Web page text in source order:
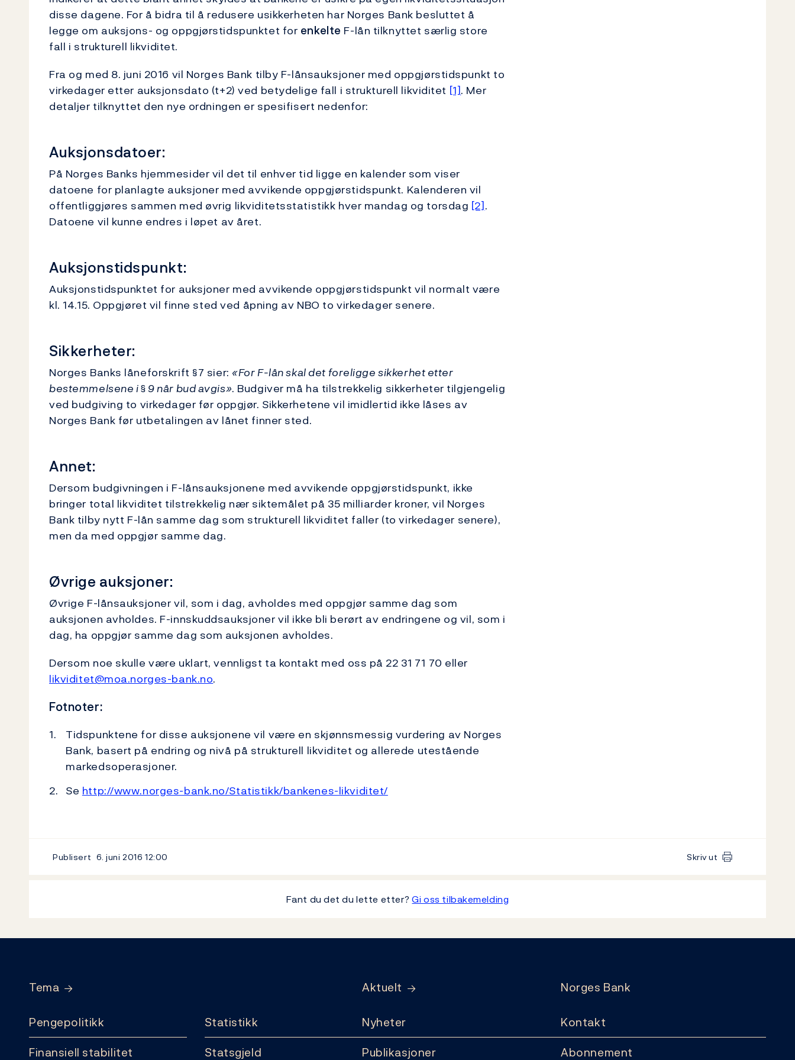
disse dagene. For å bidra til å redusere usikkerheten har Norges Bank besluttet å
legge om auksjons- og oppgjørstidspunktet for enkelte F-lån tilknyttet særlig store
fall i strukturell likviditet.
Fra og med 8. juni 2016 vil Norges Bank tilby F-lånsauksjoner med oppgjørstidspunkt to
virkedager etter auksjonsdato (t+2) ved betydelige fall i strukturell likviditet [1]. Mer
detaljer tilknyttet den nye ordningen er spesifisert nedenfor:
Auksjonsdatoer:
På Norges Banks hjemmesider vil det til enhver tid ligge en kalender som viser
datoene for planlagte auksjoner med avvikende oppgjørstidspunkt. Kalenderen vil
offentliggjøres sammen med øvrig likviditetsstatistikk hver mandag og torsdag [2].
Datoene vil kunne endres i løpet av året.
Auksjonstidspunkt:
Auksjonstidspunktet for auksjoner med avvikende oppgjørstidspunkt vil normalt være
kl. 14.15. Oppgjøret vil finne sted ved åpning av NBO to virkedager senere.
Sikkerheter:
Norges Banks låneforskrift §7 sier: «For F-lån skal det foreligge sikkerhet etter
bestemmelsene i § 9 når bud avgis». Budgiver må ha tilstrekkelig sikkerheter tilgjengelig
ved budgiving to virkedager før oppgjør. Sikkerhetene vil imidlertid ikke låses av
Norges Bank før utbetalingen av lånet finner sted.
Annet:
Dersom budgivningen i F-lånsauksjonene med avvikende oppgjørstidspunkt, ikke
bringer total likviditet tilstrekkelig nær siktemålet på 35 milliarder kroner, vil Norges
Bank tilby nytt F-lån samme dag som strukturell likviditet faller (to virkedager senere),
men da med oppgjør samme dag.
Øvrige auksjoner:
Øvrige F-lånsauksjoner vil, som i dag, avholdes med oppgjør samme dag som
auksjonen avholdes. F-innskuddsauksjoner vil ikke bli berørt av endringene og vil, som i
dag, ha oppgjør samme dag som auksjonen avholdes.
Dersom noe skulle være uklart, vennligst ta kontakt med oss på 22 31 71 70 eller
likviditet@moa.norges-bank.no.
Fotnoter:
Tidspunktene for disse auksjonene vil være en skjønnsmessig vurdering av Norges
Bank, basert på endring og nivå på strukturell likviditet og allerede utestående
markedsoperasjoner.
Se http://www.norges-bank.no/Statistikk/bankenes-likviditet/
Publisert 6. juni 2016 12:00 Skriv ut
Fant du det du lette etter?Gi oss tilbakemelding
Tema
Pengepolitikk
Finansiell stabilitet
Statistikk
Statsgjeld
Aktuelt
Nyheter
Publikasjoner
Norges Bank
Kontakt
Abonnement